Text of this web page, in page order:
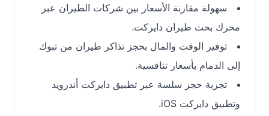
سهولة مقارنة الأسعار بين شركات الطيران عبر
محرك بحث طيران دايركت.
توفير الوقت والمال بحجز تذاكر طيران من تبوك
إلى الدمام بأسعار تنافسية.
تجربة حجز سلسة عبر تطبيق دايركت أندرويد
وتطبيق دايركت iOS.